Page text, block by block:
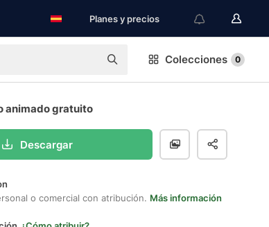
Planes y precios
Colecciones 0
animado gratuito
Descargar
o comercial con atribución. Más información